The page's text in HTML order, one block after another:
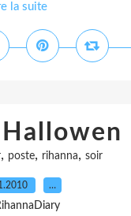
la suite
, poste, rihanna, soir
…